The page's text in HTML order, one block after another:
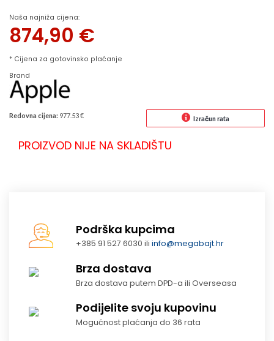
Naša najniža cijena:
874,90 €
* Cijena za gotovinsko plaćanje
Brand
Redovna cijena: 977.53 € Izračun rata
PROIZVOD NIJE NA SKLADIŠTU
Podrška kupcima
+385 91 527 6030 iliinfo@megabajt.hr
Brza dostava
Brza dostava putem DPD-a ili Overseasa
Podijelite svoju kupovinu
Mogućnost plaćanja do 36 rata